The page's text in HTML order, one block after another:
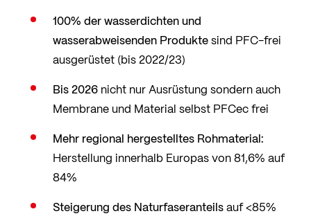
100% der wasserdichten und
wasserabweisenden Produktesind PFC-frei
ausgerüstet (bis 2022/23)
Bis 2026 nicht nur Ausrüstung sondern auch
Membrane und Material selbst PFCec frei
Mehr regional hergestelltes Rohmaterial:
Herstellung innerhalb Europas von 81,6% auf
84%
Steigerung des Naturfaseranteilsauf <85%